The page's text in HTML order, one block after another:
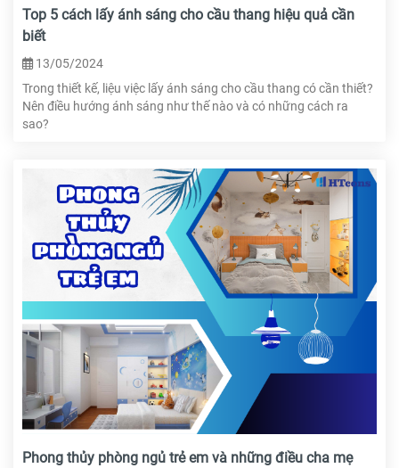
Top 5 cách lấy ánh sáng cho cầu thang hiệu quả cần
biết
13/05/2024
Trong thiết kế, liệu việc lấy ánh sáng cho cầu thang có cần thiết?
Nên điều hướng ánh sáng như thế nào và có những cách ra
sao?
Phong thủy phòng ngủ trẻ em và những điều cha mẹ